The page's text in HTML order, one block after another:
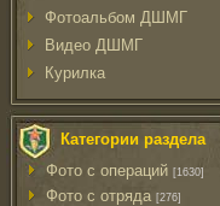
Фотоальбом ДШМГ
Видео ДШМГ
Курилка
Категории раздела
Фото с операций [1630]
Фото с отряда [276]